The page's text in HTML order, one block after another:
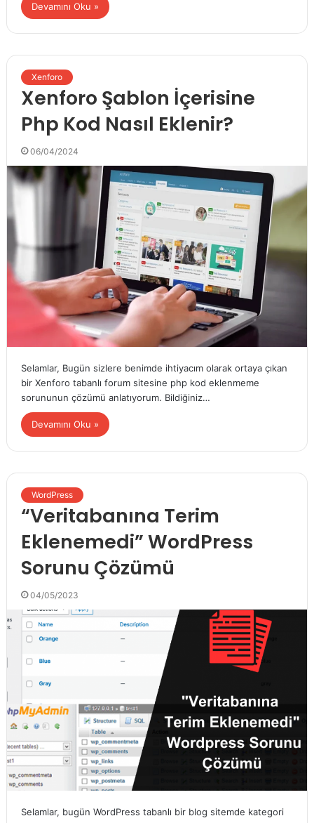
Devamını Oku »
Xenforo
Xenforo Şablon İçerisine
Php Kod Nasıl Eklenir?
06/04/2024
Selamlar, Bugün sizlere benimde ihtiyacım olarak ortaya çıkan
bir Xenforo tabanlı forum sitesine php kod eklenmeme
sorununun çözümü anlatıyorum. Bildiğiniz…
Devamını Oku »
WordPress
“Veritabanına Terim
Eklenemedi” WordPress
Sorunu Çözümü
04/05/2023
Selamlar, bugün WordPress tabanlı bir blog sitemde kategori